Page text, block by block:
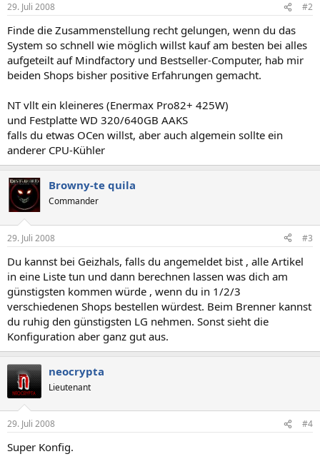
29. Juli 2008 #2
Finde die Zusammenstellung recht gelungen, wenn du das
System so schnell wie möglich willst kauf am besten bei alles
aufgeteilt auf Mindfactory und Bestseller-Computer, hab mir
beiden Shops bisher positive Erfahrungen gemacht.
NT vllt ein kleineres (Enermax Pro82+ 425W)
und Festplatte WD 320/640GB AAKS
falls du etwas OCen willst, aber auch algemein sollte ein
anderer CPU-Kühler
Browny-te quila
Commander
29. Juli 2008 #3
Du kannst bei Geizhals, falls du angemeldet bist , alle Artikel
in eine Liste tun und dann berechnen lassen was dich am
günstigsten kommen würde , wenn du in 1/2/3
verschiedenen Shops bestellen würdest. Beim Brenner kannst
du ruhig den günstigsten LG nehmen. Sonst sieht die
Konfiguration aber ganz gut aus.
neocrypta
Lieutenant
29. Juli 2008 #4
Super Konfig.